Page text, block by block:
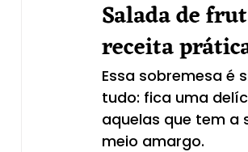
Salada de
receita
Essa sobremesa é
tudo: fica uma
aquelas que tem a
meio amargo.